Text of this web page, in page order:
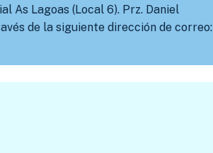
As Lagoas (Local 6). Prz. Daniel
de la siguiente dirección de correo: